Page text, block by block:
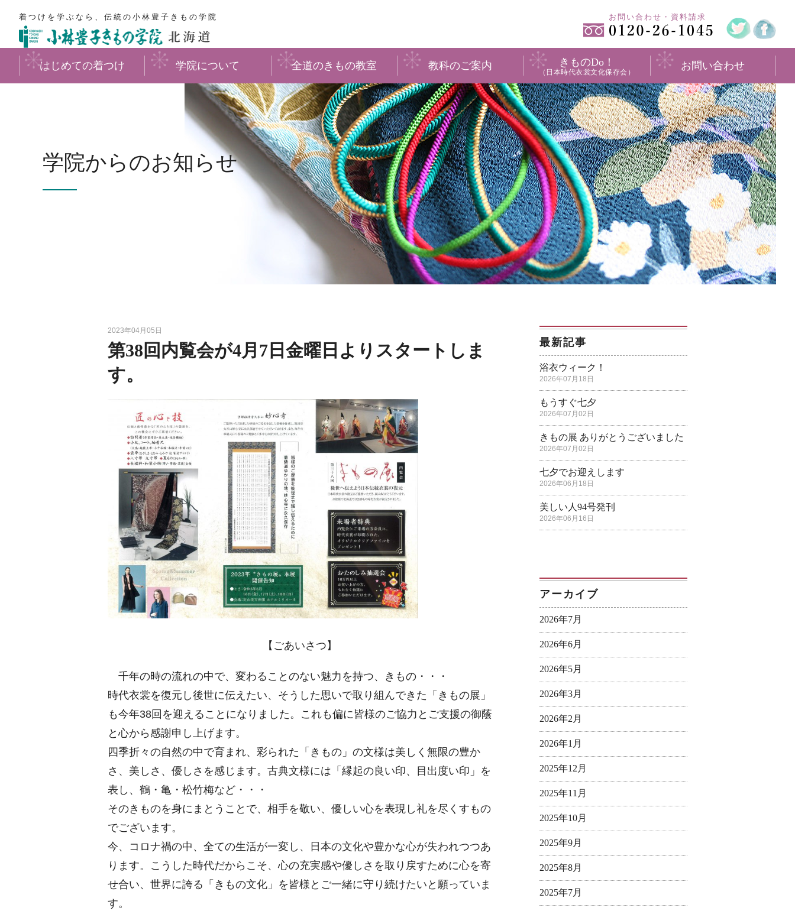
着つけを学ぶなら、伝統の小林豊子きもの学院 お問い合わせ・資料請求
はじめての着つけ 学院について 全道のきもの教室 教科のご案内 きものDo！
（日本時代衣裳文化保存会）
お問い合わせ
学院からのお知らせ
2023年04月05日
第38回内覧会が4月7日金曜日よりスタートしま
す。
【ごあいさつ】
千年の時の流れの中で、変わることのない魅力を持つ、きもの・・・
時代衣裳を復元し後世に伝えたい、そうした思いで取り組んできた「きもの展」
も今年38回を迎えることになりました。これも偏に皆様のご協力とご支援の御蔭
と心から感謝申し上げます。
四季折々の自然の中で育まれ、彩られた「きもの」の文様は美しく無限の豊か
さ、美しさ、優しさを感じます。古典文様には「縁起の良い印、目出度い印」を
表し、鶴・亀・松竹梅など・・・
そのきものを身にまとうことで、相手を敬い、優しい心を表現し礼を尽くすもの
でございます。
今、コロナ禍の中、全ての生活が一変し、日本の文化や豊かな心が失われつつあ
ります。こうした時代だからこそ、心の充実感や優しさを取り戻すために心を寄
せ合い、世界に誇る「きもの文化」を皆様とご一緒に守り続けたいと願っていま
す。
最新記事
浴衣ウィーク！
2026年07月18日
もうすぐ七夕
2026年07月02日
きもの展 ありがとうございました
2026年07月02日
七夕でお迎えします
2026年06月18日
美しい人94号発刊
2026年06月16日
アーカイブ
2026年7月
2026年6月
2026年5月
2026年3月
2026年2月
2026年1月
2025年12月
2025年11月
2025年10月
2025年9月
2025年8月
2025年7月